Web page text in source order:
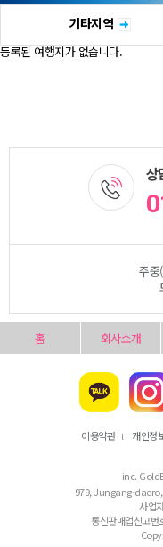
기타지역
등록된 여행지가 없습니다.
상
주중
홈 회사소개
이용약관 l 개인정
inc.
979, Jungang-
사업
통신판매업신고